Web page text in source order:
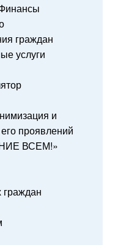
граждан
услуги
и
проявлений
ВСЕМ!»